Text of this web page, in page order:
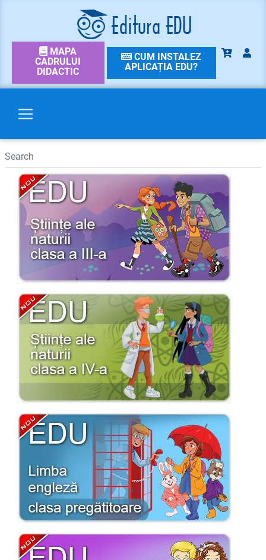
MAPA
CADRULUI
DIDACTIC
CUM INSTALEZ
APLICAȚIA EDU?